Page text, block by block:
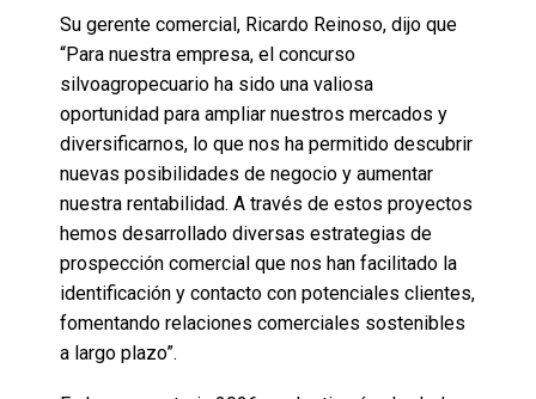
Su gerente comercial, Ricardo Reinoso, dijo que
“Para nuestra empresa, el concurso
silvoagropecuario ha sido una valiosa
oportunidad para ampliar nuestros mercados y
diversificarnos, lo que nos ha permitido descubrir
nuevas posibilidades de negocio y aumentar
nuestra rentabilidad. A través de estos proyectos
hemos desarrollado diversas estrategias de
prospección comercial que nos han facilitado la
identificación y contacto con potenciales clientes,
fomentando relaciones comerciales sostenibles
a largo plazo”.